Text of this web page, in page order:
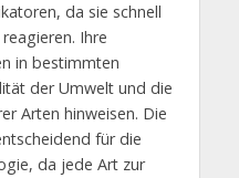
da sie schnell
Ihre
in bestimmten
der Umwelt und die
Arten hinweisen. Die
für die
da jede Art zur